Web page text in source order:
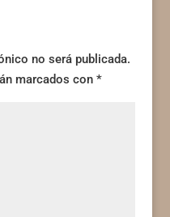
no será publicada.
marcados con *